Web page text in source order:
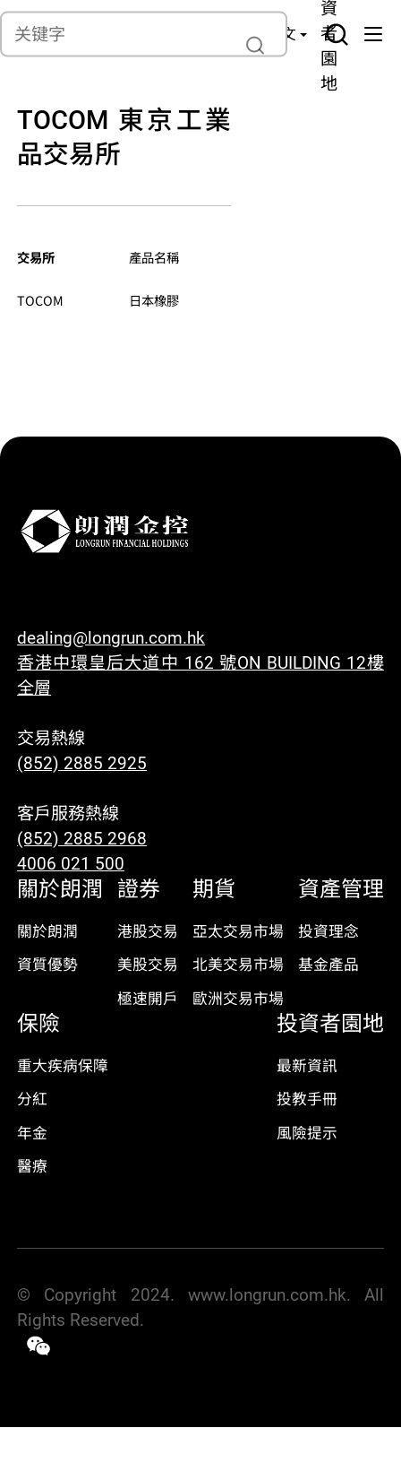
聯繫我們 中文
貨
產
理
險
資
者
園
地
TOCOM 東京工業
品交易所
交易所 產品名稱
TOCOM
日本橡膠
dealing@longrun.com.hk
香港中環皇后大道中 162 號ON BUILDING 12樓
全層
交易熱線
(852) 2885 2925
客戶服務熱線
(852) 2885 2968
4006 021 500
關於朗潤
關於朗潤
資質優勢
證券
港股交易
美股交易
極速開戶
期貨
亞太交易市場
北美交易市場
歐洲交易市場
資產管理
投資理念
基金產品
保險
重大疾病保障
分紅
年金
醫療
投資者園地
最新資訊
投教手冊
風險提示
© Copyright 2024. www.longrun.com.hk. All
Rights Reserved.